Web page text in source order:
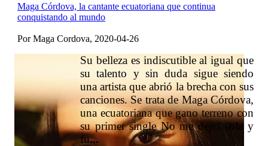
Maga Córdova, la cantante ecuatoriana que continua
conquistando al mundo
Por Maga Cordova, 2020-04-26
Su belleza es indiscutible al igual que
su talento y sin duda sigue siendo
una artista que abrió la brecha con sus
canciones. Se trata de Maga Córdova,
una ecuatoriana que gano terreno con
su primer single No me dejes sola y
fu...